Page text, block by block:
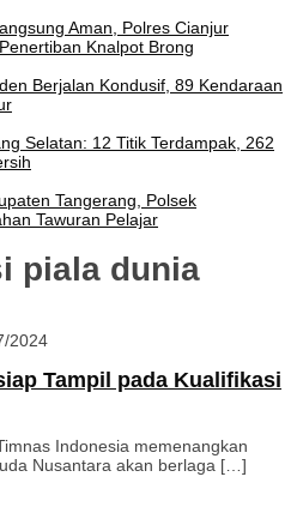
Aman, Polres Cianjur
Knalpot Brong
Berjalan Kondusif, 89 Kendaraan
Selatan: 12 Titik Terdampak, 262
Tangerang, Polsek
Tawuran Pelajar
piala dunia
2024
Tampil pada Kualifikasi
Indonesia memenangkan
Nusantara akan berlaga […]